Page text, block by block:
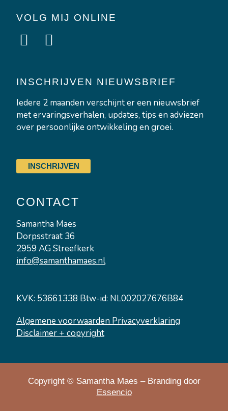
VOLG MIJ ONLINE
L
k
e
d
i
-
i
n
I
t
a
g
r
m
INSCHRIJVEN NIEUWSBRIEF
Iedere 2 maanden verschijnt er een nieuwsbrief
met ervaringsverhalen, updates, tips en adviezen
over persoonlijke ontwikkeling en groei.
INSCHRIJVEN
CONTACT
Samantha Maes
Dorpsstraat 36
2959 AG Streefkerk
info@samanthamaes.nl
KVK: 53661338 Btw-id: NL002027676B84
Algemene voorwaarden Privacyverklaring
Disclaimer + copyright
Copyright © Samantha Maes – Branding door
Essencio